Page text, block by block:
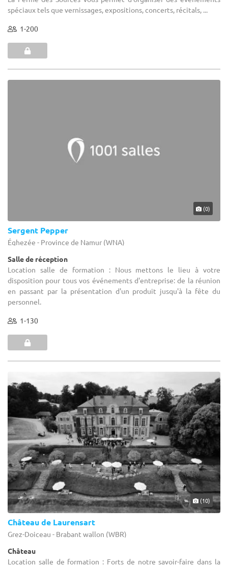
spéciaux tels que vernissages, expositions, concerts, récitals, ...
1-200
(0)
Sergent Pepper
Éghezée - Province de Namur (WNA)
Salle de réception
Location salle de formation : Nous mettons le lieu à votre
disposition pour tous vos événements d'entreprise: de la réunion
en passant par la présentation d'un produit jusqu'à la fête du
personnel.
1-130
(10)
Château de Laurensart
Grez-Doiceau - Brabant wallon (WBR)
Château
Location salle de formation : Forts de notre savoir-faire dans la